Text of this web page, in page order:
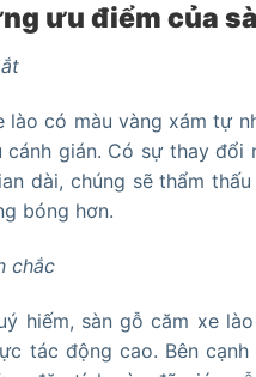
ưu điểm của
lào có màu vàng xám tự
cánh gián. Có sự thay
dài, chúng sẽ thẩm
bóng hơn.
chắc
hiếm, sàn gỗ căm xe
tác động cao. Bên